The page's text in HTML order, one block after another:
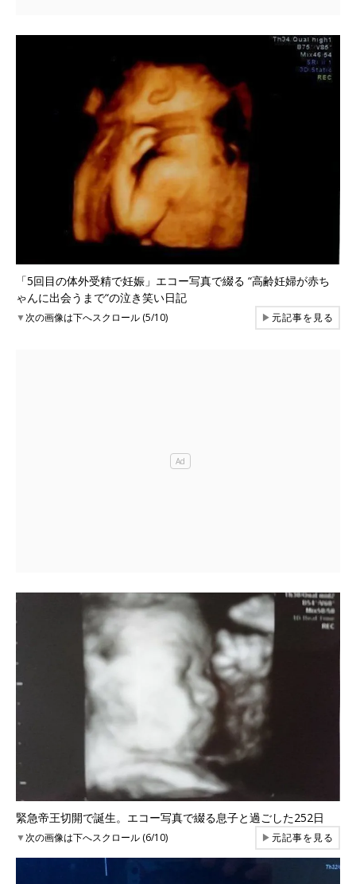
「5回目の体外受精で妊娠」エコー写真で綴る “高齢妊婦が赤ち
ゃんに出会うまで“の泣き笑い日記
▼次の画像は下へスクロール (5/10) ▶元記事を見る
緊急帝王切開で誕生。エコー写真で綴る息子と過ごした252日
▼次の画像は下へスクロール (6/10) ▶元記事を見る